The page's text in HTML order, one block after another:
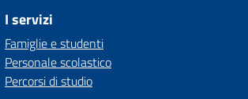
I servizi
Famiglie e studenti
Personale scolastico
Percorsi di studio